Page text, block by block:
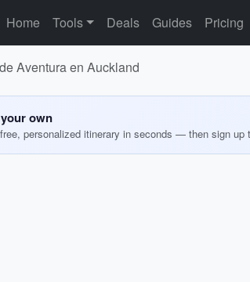
Home Tools Deals Guides Pricing
Aventura en Auckland
own
personalized itinerary in seconds — then sign up